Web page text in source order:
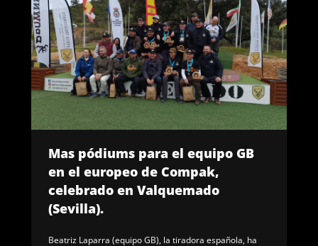
Mas pódiums para el equipo GB
en el europeo de Compak,
celebrado en Valquemado
(Sevilla).
Beatriz Laparra (equipo GB), la tiradora española, ha